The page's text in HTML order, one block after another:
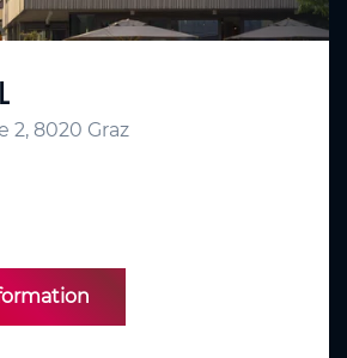
2, 8020 Graz